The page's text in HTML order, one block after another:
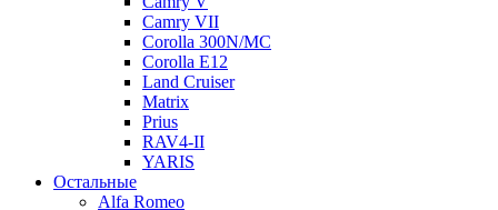
Camry VII
Corolla 300N/MC
Corolla E12
Land Cruiser
Matrix
Prius
RAV4-II
YARIS
Остальные
Alfa Romeo